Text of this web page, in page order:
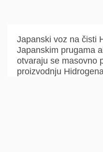
Japanski voz na čisti
Japanskim prugama
otvaraju se masovno
proizvodnju